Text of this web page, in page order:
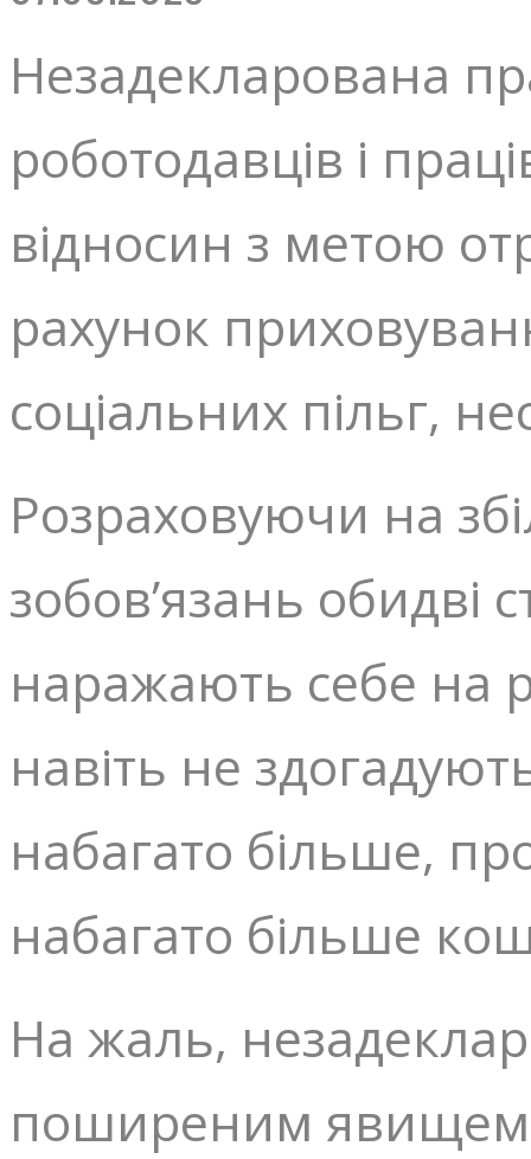
Незадекларована
роботодавців і
відносин з метою
рахунок
соціальних пільг,
Розраховуючи на
зобов’язань обидві
наражають себе на
навіть не
набагато більше,
набагато більше
На жаль,
поширеним явищем